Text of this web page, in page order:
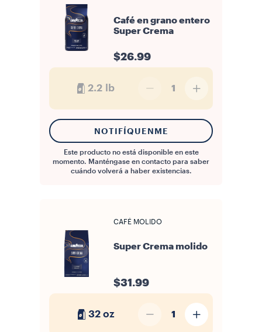
Café en grano entero
Super Crema
$26.99
2.2 lb 1
NOTIFÍQUENME
Este producto no está disponible en este
momento. Manténgase en contacto para saber
cuándo volverá a haber existencias.
CAFÉ MOLIDO
Super Crema molido
$31.99
32 oz 1